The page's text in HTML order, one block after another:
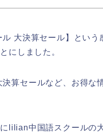
大決算セール】という
にしました。
算セールなど、お得な
lilian中国語スクールの